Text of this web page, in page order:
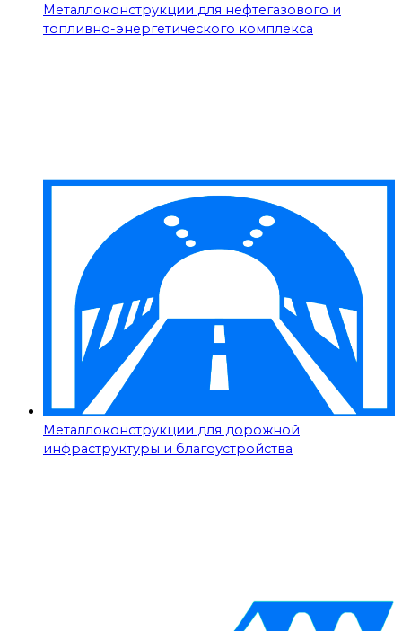
Металлоконструкции для нефтегазового и
топливно-энергетического комплекса
Металлоконструкции для дорожной
инфраструктуры и благоустройства